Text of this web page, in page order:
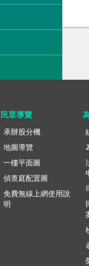
民眾導覽
承辦股分機
地圖導覽
一樓平面圖
偵查庭配置圖
免費無線上網使用說
明